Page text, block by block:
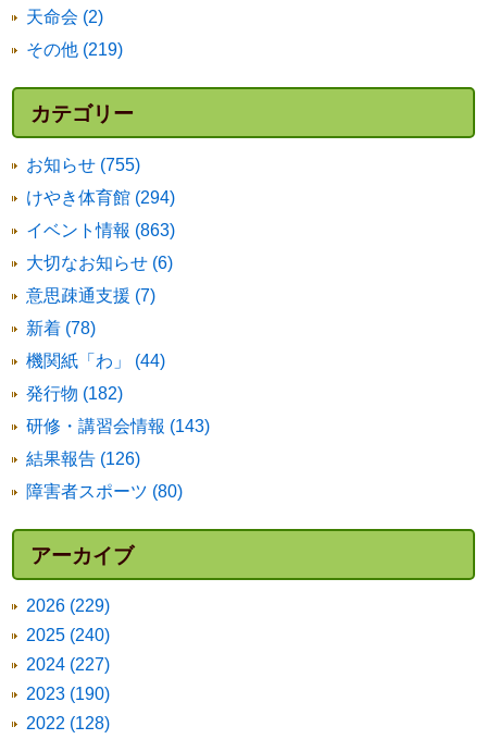
天命会 (2)
その他 (219)
カテゴリー
お知らせ (755)
けやき体育館 (294)
イベント情報 (863)
大切なお知らせ (6)
意思疎通支援 (7)
新着 (78)
機関紙「わ」 (44)
発行物 (182)
研修・講習会情報 (143)
結果報告 (126)
障害者スポーツ (80)
アーカイブ
2026 (229)
2025 (240)
2024 (227)
2023 (190)
2022 (128)